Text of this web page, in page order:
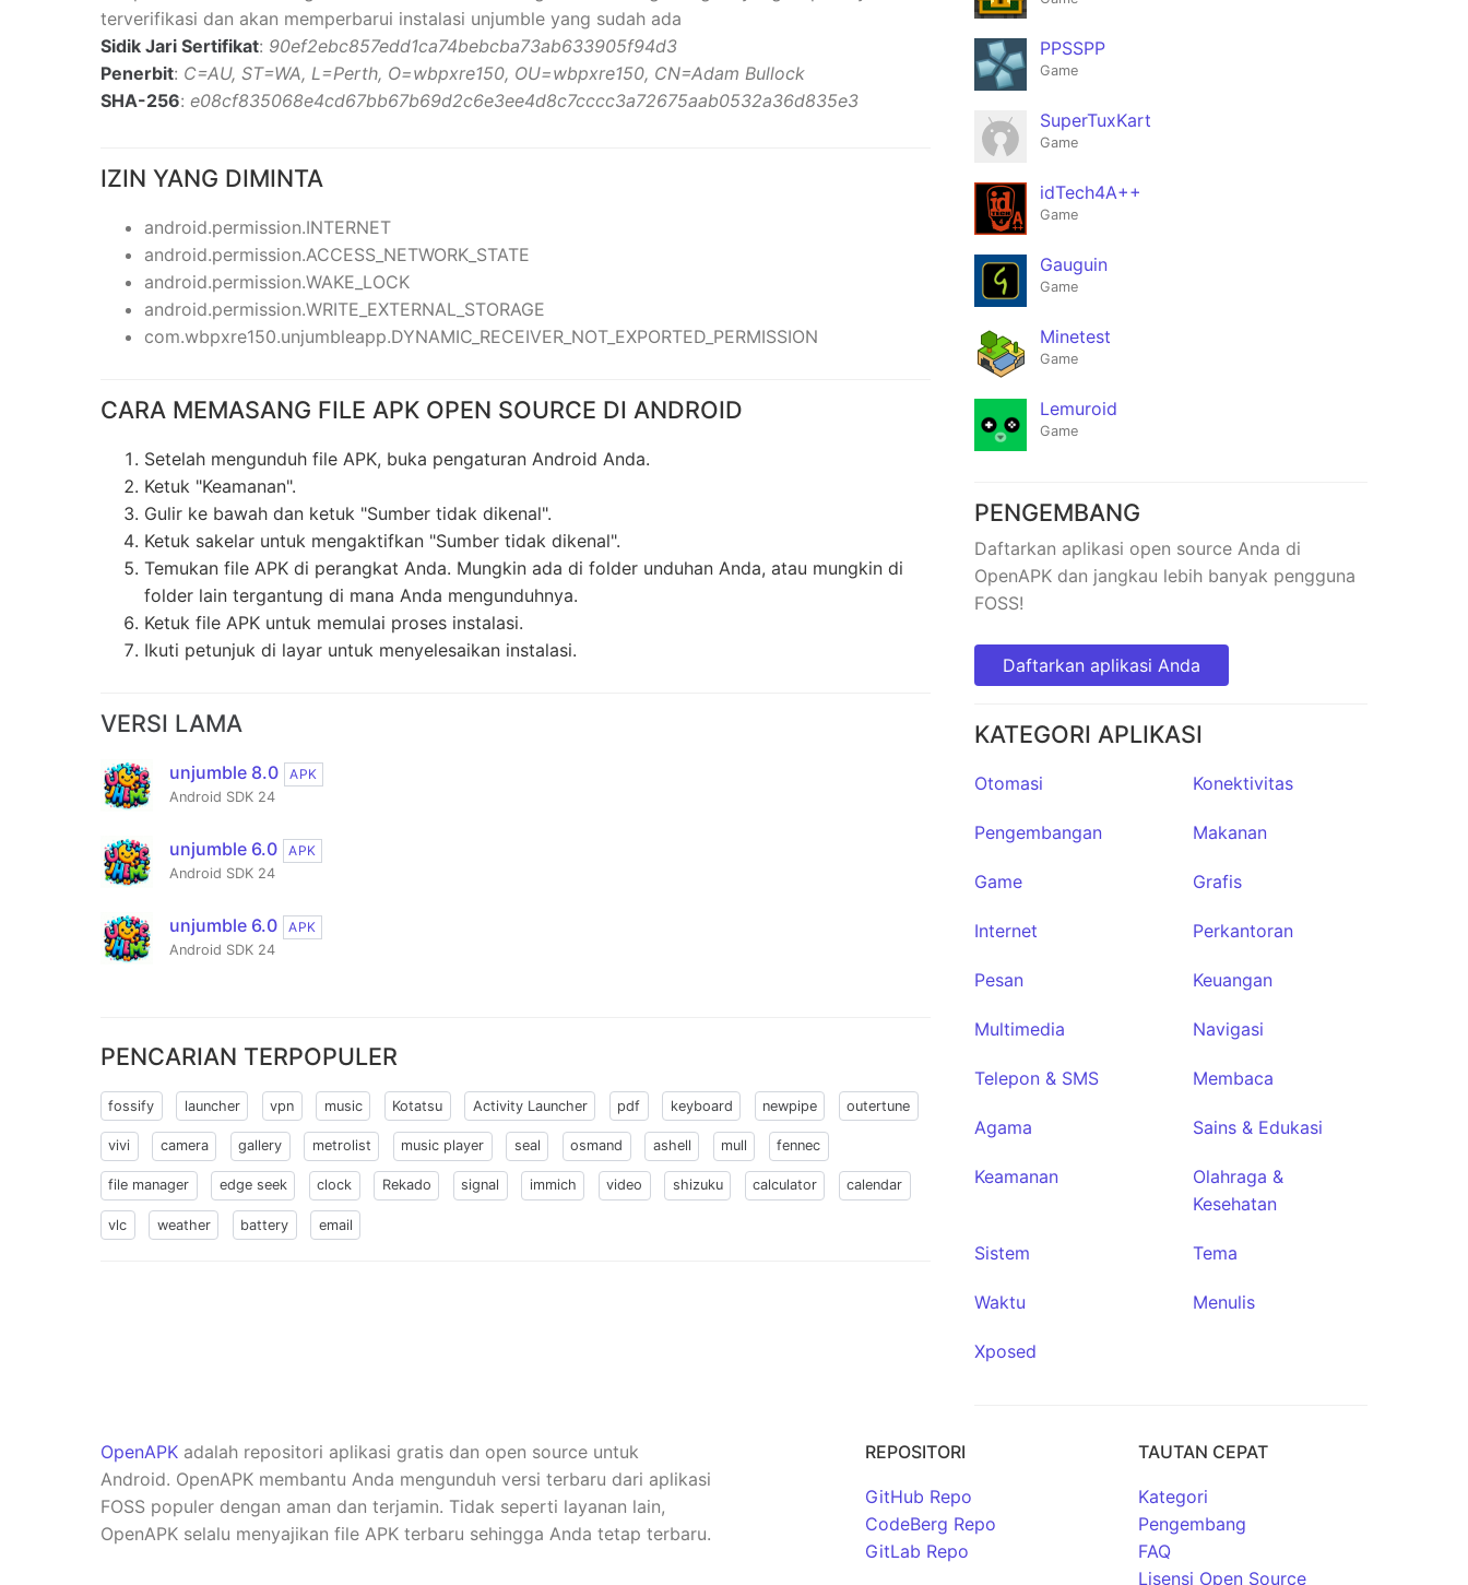
terverifikasi dan akan memperbarui instalasi unjumble yang sudah ada
Sidik Jari Sertifikat: 90ef2ebc857edd1ca74bebcba73ab633905f94d3
Penerbit: C=AU, ST=WA, L=Perth, O=wbpxre150, OU=wbpxre150, CN=Adam Bullock
SHA-256: e08cf835068e4cd67bb67b69d2c6e3ee4d8c7cccc3a72675aab0532a36d835e3
IZIN YANG DIMINTA
android.permission.INTERNET
android.permission.ACCESS_NETWORK_STATE
android.permission.WAKE_LOCK
android.permission.WRITE_EXTERNAL_STORAGE
com.wbpxre150.unjumbleapp.DYNAMIC_RECEIVER_NOT_EXPORTED_PERMISSION
CARA MEMASANG FILE APK OPEN SOURCE DI ANDROID
Setelah mengunduh file APK, buka pengaturan Android Anda.
Ketuk "Keamanan".
Gulir ke bawah dan ketuk "Sumber tidak dikenal".
Ketuk sakelar untuk mengaktifkan "Sumber tidak dikenal".
Temukan file APK di perangkat Anda. Mungkin ada di folder unduhan Anda, atau mungkin di
folder lain tergantung di mana Anda mengunduhnya.
Ketuk file APK untuk memulai proses instalasi.
Ikuti petunjuk di layar untuk menyelesaikan instalasi.
VERSI LAMA
unjumble 8.0
APK
Android SDK 24
unjumble 6.0
APK
Android SDK 24
unjumble 6.0
APK
Android SDK 24
PENCARIAN TERPOPULER
fossify launcher vpn music Kotatsu Activity Launcher pdf keyboard newpipe outertune
vivi camera gallery metrolist music player seal osmand ashell mull fennec
file manager edge seek clock Rekado signal immich video shizuku calculator calendar
vlc weather battery email
PPSSPP
Game
SuperTuxKart
Game
idTech4A++
Game
Gauguin
Game
Minetest
Game
Lemuroid
Game
PENGEMBANG
Daftarkan aplikasi open source Anda di
OpenAPK dan jangkau lebih banyak pengguna
FOSS!
Daftarkan aplikasi Anda
KATEGORI APLIKASI
Otomasi Konektivitas
Pengembangan Makanan
Game Grafis
Internet Perkantoran
Pesan Keuangan
Multimedia Navigasi
Telepon & SMS Membaca
Agama Sains & Edukasi
Keamanan
Olahraga &
Kesehatan
Sistem Tema
Waktu Menulis
Xposed
OpenAPK adalah repositori aplikasi gratis dan open source untuk
Android. OpenAPK membantu Anda mengunduh versi terbaru dari aplikasi
FOSS populer dengan aman dan terjamin. Tidak seperti layanan lain,
OpenAPK selalu menyajikan file APK terbaru sehingga Anda tetap terbaru.
REPOSITORI
GitHub Repo
CodeBerg Repo
GitLab Repo
TAUTAN CEPAT
Kategori
Pengembang
FAQ
Lisensi Open Source